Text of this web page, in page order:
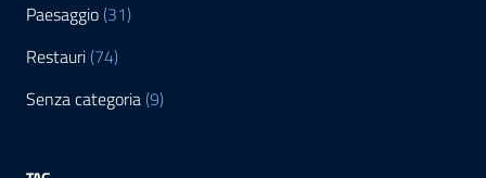
Paesaggio (31)
Restauri (74)
Senza categoria (9)